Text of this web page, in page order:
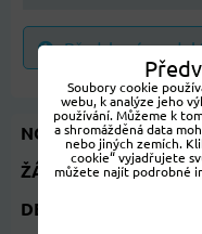
Předchozí
NOVINKY 2026
ŽÁKOVSKÁ KNÍŽKA
DEN STROMŮ
Soubory cookie
webu, k analýze jeho
používání. Můžeme k
a shromážděná data
nebo jiných zemích.
cookie“ vyjadřujete
můžete najít podrobné